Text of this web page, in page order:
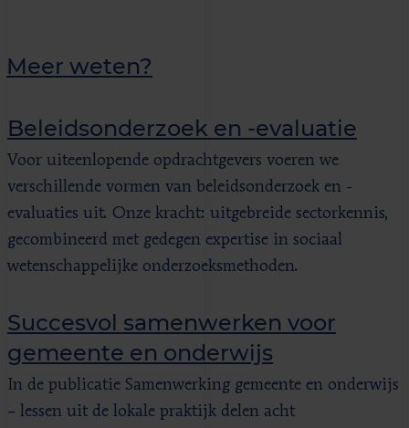
Meer weten?
Beleidsonderzoek en -evaluatie
Voor uiteenlopende opdrachtgevers voeren we
verschillende vormen van beleidsonderzoek en -
evaluaties uit. Onze kracht: uitgebreide sectorkennis,
gecombineerd met gedegen expertise in sociaal
wetenschappelijke onderzoeksmethoden.
Succesvol samenwerken voor
gemeente en onderwijs
In de publicatie Samenwerking gemeente en onderwijs
– lessen uit de lokale praktijk delen acht